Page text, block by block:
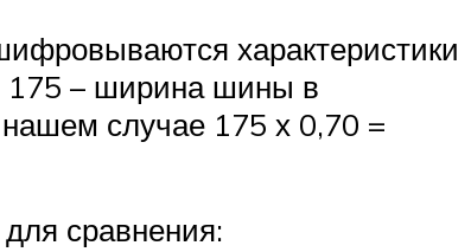
характеристики
175 – ширина шины в
случае 175 х 0,70 =
сравнения: